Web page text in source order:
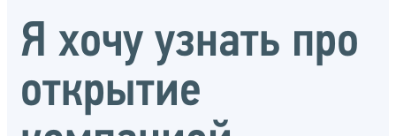
Я хочу узнать про
открытие